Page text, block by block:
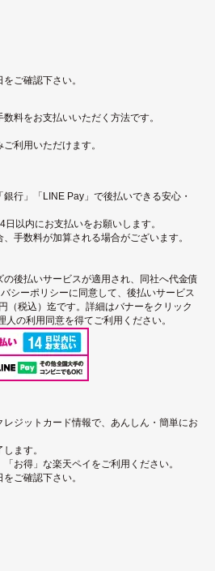
ご確認下さい。
料をお支払いいただく方法です。
利用いただけます。
行」「LINE Pay」で後払いできる安心・
以内にお支払いをお願いします。
手数料が加算される場合がございます。
後払いサービスが適用され、同社へ代金債
シーポリシーに同意して、後払いサービス
（税込）迄です。詳細はバナーをクリック
の利用同意を得てご利用ください。
ジットカード情報で、あんしん・簡単にお
ます。
お得」な楽天ペイをご利用ください。
ご確認下さい。